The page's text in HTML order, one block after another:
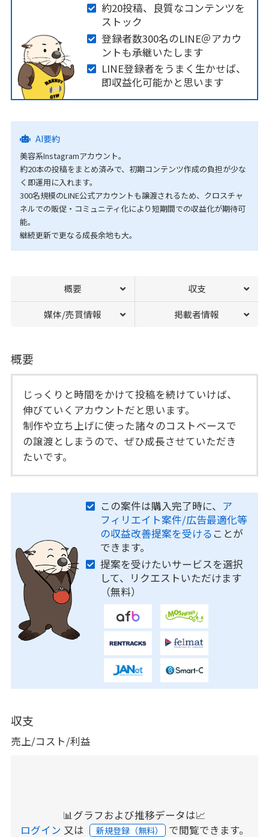
約20投稿、良質なコンテンツを
ストック
登録者数300名のLINE＠アカウ
ントも承継いたします
LINE登録者をうまく生かせば、
即収益化可能かと思います
AI要約
美容系Instagramアカウント。
約20本の投稿をまとめ済みで、初期コンテンツ作成の負担が少な
く即運用に入れます。
300名規模のLINE公式アカウントも譲渡されるため、クロスチャ
ネルでの販促・コミュニティ化により短期間での収益化が期待可
能。
継続更新で更なる成長余地も大。
概要 収支
媒体/売買情報 掲載者情報
概要
じっくりと時間をかけて投稿を続けていけば、
伸びていくアカウントだと思います。
制作や立ち上げに使った諸々のコストベースで
の譲渡としまうので、ぜひ成長させていただき
たいです。
この案件は購入完了時に、 ア
フィリエイト案件/広告最適化等
の収益改善提案を受ける ことが
できます。
提案を受けたいサービスを選択
して、リクエストいただけます
（無料）
収支
売上/コスト/利益
📊グラフおよび推移データは📈
ログイン 又は 新規登録（無料） で閲覧できます。